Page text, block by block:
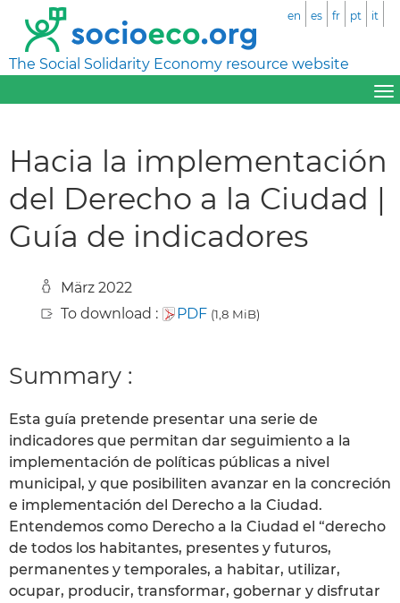
The Social Solidarity Economy resource website
en es fr pt it
Hacia la implementación
del Derecho a la Ciudad |
Guía de indicadores
März 2022
To download :
PDF (1,8 MiB)
Summary :
Esta guía pretende presentar una serie de
indicadores que permitan dar seguimiento a la
implementación de políticas públicas a nivel
municipal, y que posibiliten avanzar en la concreción
e implementación del Derecho a la Ciudad.
Entendemos como Derecho a la Ciudad el “derecho
de todos los habitantes, presentes y futuros,
permanentes y temporales, a habitar, utilizar,
ocupar, producir, transformar, gobernar y disfrutar